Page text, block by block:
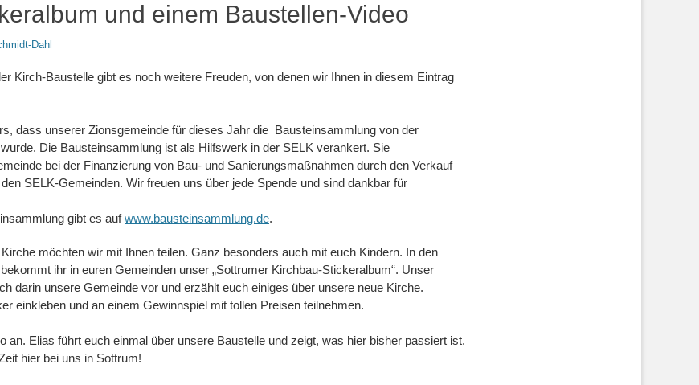
und einem Baustellen-Video
Dahl
Kirch-Baustelle gibt es noch weitere Freuden, von denen wir Ihnen in diesem Eintrag
dass unserer Zionsgemeinde für dieses Jahr die Bausteinsammlung von der
Die Bausteinsammlung ist als Hilfswerk in der SELK verankert. Sie
bei der Finanzierung von Bau- und Sanierungsmaßnahmen durch den Verkauf
SELK-Gemeinden. Wir freuen uns über jede Spende und sind dankbar für
gibt es aufwww.bausteinsammlung.de.
möchten wir mit Ihnen teilen. Ganz besonders auch mit euch Kindern. In den
ihr in euren Gemeinden unser „Sottrumer Kirchbau-Stickeralbum“. Unser
darin unsere Gemeinde vor und erzählt euch einiges über unsere neue Kirche.
einkleben und an einem Gewinnspiel mit tollen Preisen teilnehmen.
an. Elias führt euch einmal über unsere Baustelle und zeigt, was hier bisher passiert ist.
hier bei uns in Sottrum!